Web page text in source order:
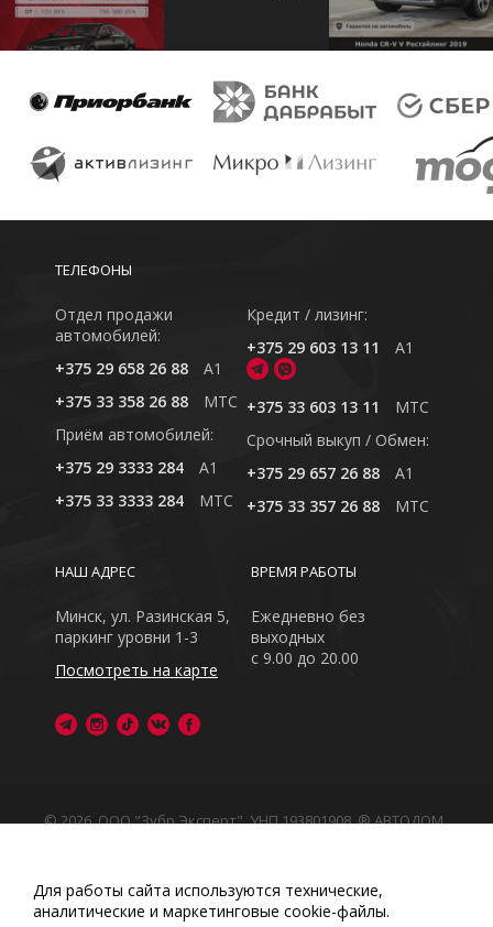
ТЕЛЕФОНЫ
Отдел продажи
автомобилей:
+375 29 658 26 88
A1
+375 33 358 26 88
MTC
Приём автомобилей:
+375 29 3333 284
A1
+375 33 3333 284
MTC
Кредит / лизинг:
+375 29 603 13 11
A1
+375 33 603 13 11
MTC
Cрочный выкуп / Обмен:
+375 29 657 26 88
A1
+375 33 357 26 88
MTC
ВРЕМЯ РАБОТЫ
Ежедневно без
выходных
с 9.00 до 20.00
НАШ АДРЕС
Минск, ул. Разинская 5,
паркинг уровни 1-3
Посмотреть на карте
© 2026, ООО "Зубр Эксперт", УНП 193801908. ® АВТОДОМ
Обращаем Ваше внимание на то, что данный интернет-
сайт носит исключительно информационный характер
Любое использование либо копирование материалов
Для работы сайта используются технические,
аналитические и маркетинговые сооkіе-файлы.